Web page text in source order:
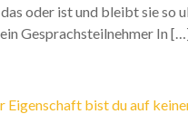
oder ist und bleibt sie so
Gesprachsteilnehmer In
Eigenschaft bist du auf